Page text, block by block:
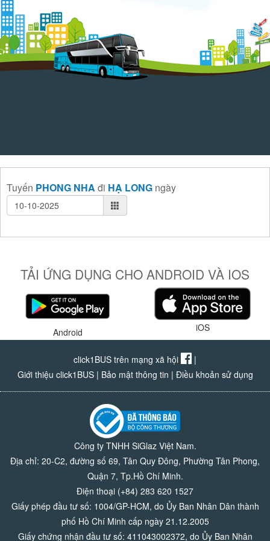
Tuyến PHONG NHA đi HẠ LONG ngày
TẢI ỨNG DỤNG CHO ANDROID VÀ IOS
Android iOS
click1BUS trên mạng xã hội
|
Giới thiệu click1BUS| Bảo mật thông tin | Điều khoản sử dụng
Công ty TNHH SiGlaz Việt Nam.
Địa chỉ: 20-C2, đường số 69, Tân Quy Đông, Phường Tân Phong,
Quận 7, Tp.Hồ Chí Minh.
Điện thoại (+84) 283 620 1527
Giấy phép đầu tư số: 1004/GP-HCM, do Ủy Ban Nhân Dân thành
phố Hồ Chí Minh cấp ngày 21.12.2005
Giấy chứng nhận đầu tư số: 411043002372, do Ủy Ban Nhân